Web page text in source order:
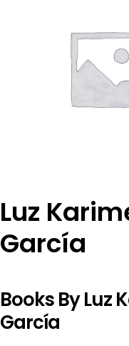
Luz
García
Books By Luz
García